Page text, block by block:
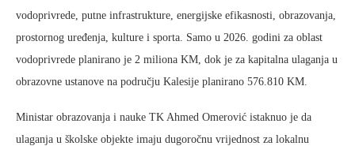
vodoprivrede, putne infrastrukture, energijske efikasnosti, obrazovanja,
prostornog uređenja, kulture i sporta. Samo u 2026. godini za oblast
vodoprivrede planirano je 2 miliona KM, dok je za kapitalna ulaganja u
obrazovne ustanove na području Kalesije planirano 576.810 KM.
Ministar obrazovanja i nauke TK Ahmed Omerović istaknuo je da
ulaganja u školske objekte imaju dugoročnu vrijednost za lokalnu